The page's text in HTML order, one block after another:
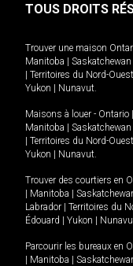
TOUS DROITS
Trouver une maison
Manitoba | Saskatchewan
| Territoires du Nord-Ouest
Yukon | Nunavut
Maisons à louer - Ontario |
Manitoba | Saskatchewan
| Territoires du Nord-Ouest
Yukon | Nunavut
Trouver des courtiers en
| Manitoba |
Labrador | Territoires du
Édouard | Yukon |
Parcourir les bureaux en
| Manitoba |